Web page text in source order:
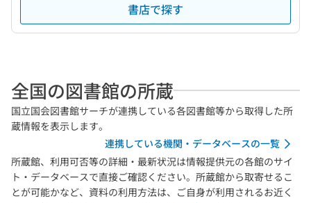
書店で探す
全国の図書館の所蔵
国立国会図書館サーチが連携している各図書館等から取得した所
蔵情報を表示します。
連携している機関・データベースの一覧
所蔵館、利用可否等の詳細・最新状況は情報提供元の各館のサイ
ト・データベースで直接ご確認ください。所蔵館から取寄せるこ
とが可能かなど、資料の利用方法は、ご自身が利用されるお近く